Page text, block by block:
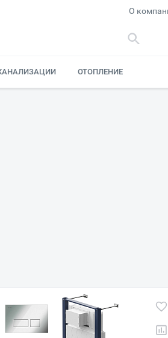
О
ОТОПЛЕНИЕ